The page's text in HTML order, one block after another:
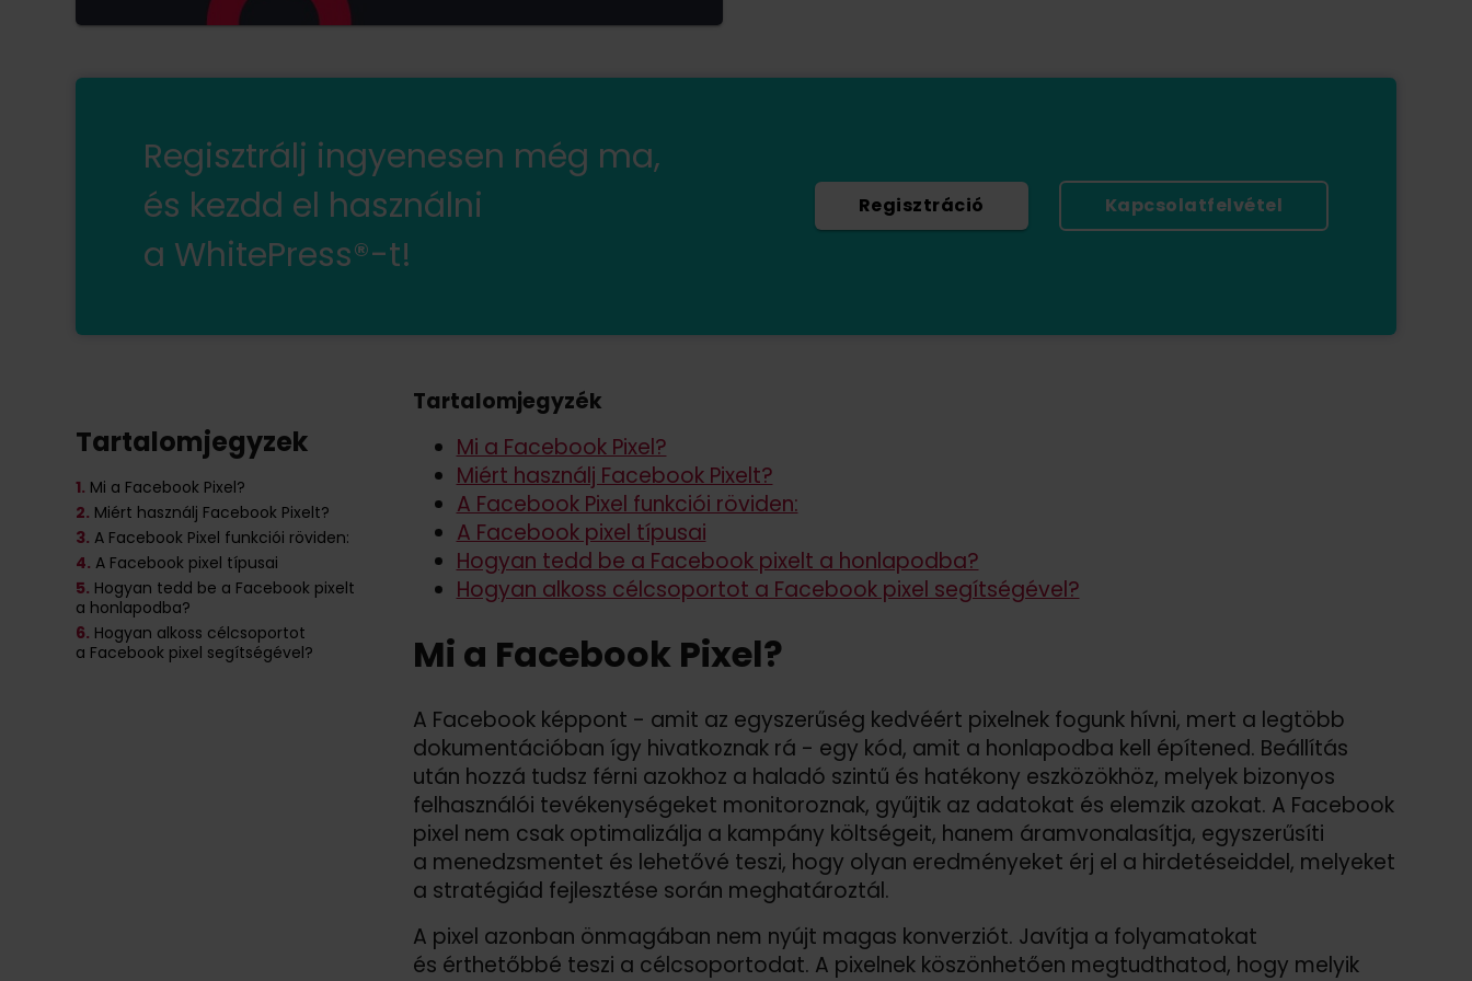
Regisztrálj ingyenesen még ma,
és kezdd el használni
a WhitePress®-t!
Regisztráció Kapcsolatfelvétel
Tartalomjegyzek
1. Mi a Facebook Pixel?
2. Miért használj Facebook Pixelt?
3. A Facebook Pixel funkciói röviden:
4. A Facebook pixel típusai
5. Hogyan tedd be a Facebook pixelt
a honlapodba?
6. Hogyan alkoss célcsoportot
a Facebook pixel segítségével?
Tartalomjegyzék
Mi a Facebook Pixel?
Miért használj Facebook Pixelt?
A Facebook Pixel funkciói röviden:
A Facebook pixel típusai
Hogyan tedd be a Facebook pixelt a honlapodba?
Hogyan alkoss célcsoportot a Facebook pixel segítségével?
Mi a Facebook Pixel?
A Facebook képpont - amit az egyszerűség kedvéért pixelnek fogunk hívni, mert a legtöbb
dokumentációban így hivatkoznak rá - egy kód, amit a honlapodba kell építened. Beállítás
után hozzá tudsz férni azokhoz a haladó szintű és hatékony eszközökhöz, melyek bizonyos
felhasználói tevékenységeket monitoroznak, gyűjtik az adatokat és elemzik azokat. A Facebook
pixel nem csak optimalizálja a kampány költségeit, hanem áramvonalasítja, egyszerűsíti
a menedzsmentet és lehetővé teszi, hogy olyan eredményeket érj el a hirdetéseiddel, melyeket
a stratégiád fejlesztése során meghatároztál.
A pixel azonban önmagában nem nyújt magas konverziót. Javítja a folyamatokat
és érthetőbbé teszi a célcsoportodat. A pixelnek köszönhetően megtudthatod, hogy melyik